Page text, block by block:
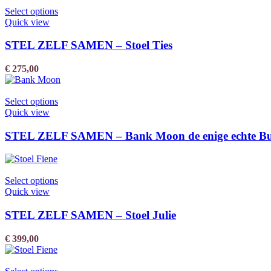
Select options
Quick view
STEL ZELF SAMEN – Stoel Ties
€ 275,00
Select options
Quick view
STEL ZELF SAMEN – Bank Moon de enige echte
Select options
Quick view
STEL ZELF SAMEN – Stoel Julie
€ 399,00